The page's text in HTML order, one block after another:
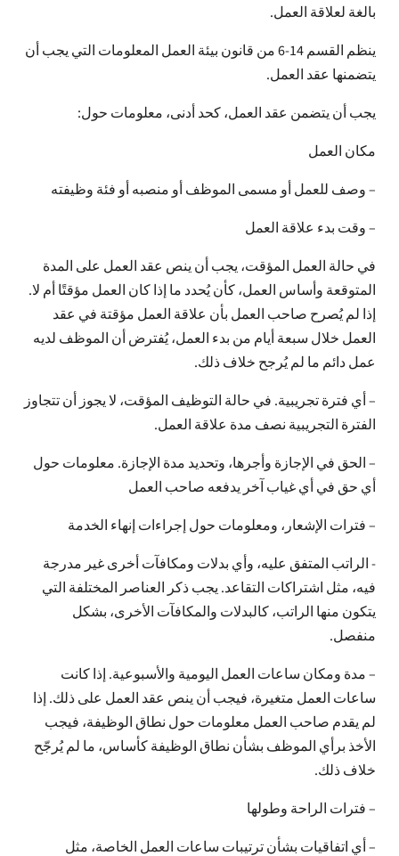
بالغة لعلاقة العمل.
ينظم القسم 14-6 من قانون بيئة العمل المعلومات التي يجب أن
يتضمنها عقد العمل.
يجب أن يتضمن عقد العمل، كحد أدنى، معلومات حول:
مكان العمل
– وصف للعمل أو مسمى الموظف أو منصبه أو فئة وظيفته
– وقت بدء علاقة العمل
في حالة العمل المؤقت، يجب أن ينص عقد العمل على المدة
المتوقعة وأساس العمل، كأن يُحدد ما إذا كان العمل مؤقتًا أم لا.
إذا لم يُصرح صاحب العمل بأن علاقة العمل مؤقتة في عقد
العمل خلال سبعة أيام من بدء العمل، يُفترض أن الموظف لديه
عمل دائم ما لم يُرجح خلاف ذلك.
– أي فترة تجريبية. في حالة التوظيف المؤقت، لا يجوز أن تتجاوز
الفترة التجريبية نصف مدة علاقة العمل.
– الحق في الإجازة وأجرها، وتحديد مدة الإجازة. معلومات حول
أي حق في أي غياب آخر يدفعه صاحب العمل
– فترات الإشعار، ومعلومات حول إجراءات إنهاء الخدمة
- الراتب المتفق عليه، وأي بدلات ومكافآت أخرى غير مدرجة
فيه، مثل اشتراكات التقاعد. يجب ذكر العناصر المختلفة التي
يتكون منها الراتب، كالبدلات والمكافآت الأخرى، بشكل
منفصل.
– مدة ومكان ساعات العمل اليومية والأسبوعية. إذا كانت
ساعات العمل متغيرة، فيجب أن ينص عقد العمل على ذلك. إذا
لم يقدم صاحب العمل معلومات حول نطاق الوظيفة، فيجب
الأخذ برأي الموظف بشأن نطاق الوظيفة كأساس، ما لم يُرجّح
خلاف ذلك.
– فترات الراحة وطولها
– أي اتفاقيات بشأن ترتيبات ساعات العمل الخاصة، مثل